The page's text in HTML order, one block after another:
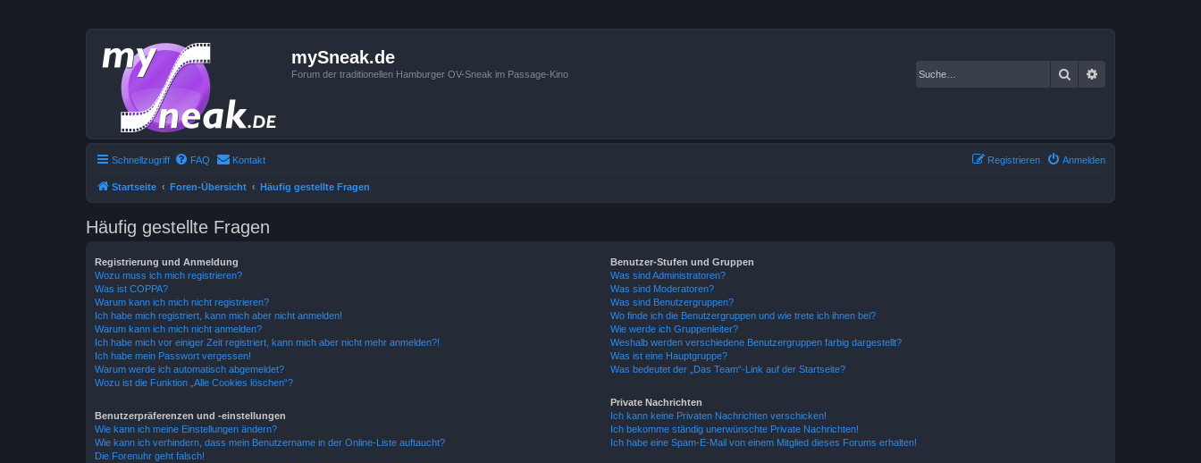
mySneak.de
Forum der traditionellen Hamburger OV-Sneak im Passage-Kino Suche
Schnellzugriff FAQ Kontakt Anmelden
Registrieren
Startseite Foren-Übersicht Häufig gestellte Fragen
Häufig gestellte Fragen
Registrierung und Anmeldung
Wozu muss ich mich registrieren?
Was ist COPPA?
Warum kann ich mich nicht registrieren?
Ich habe mich registriert, kann mich aber nicht anmelden!
Warum kann ich mich nicht anmelden?
Ich habe mich vor einiger Zeit registriert, kann mich aber nicht mehr anmelden?!
Ich habe mein Passwort vergessen!
Warum werde ich automatisch abgemeldet?
Wozu ist die Funktion „Alle Cookies löschen“?
Benutzerpräferenzen und -einstellungen
Wie kann ich meine Einstellungen ändern?
Wie kann ich verhindern, dass mein Benutzername in der Online-Liste auftaucht?
Die Forenuhr geht falsch!
Benutzer-Stufen und Gruppen
Was sind Administratoren?
Was sind Moderatoren?
Was sind Benutzergruppen?
Wo finde ich die Benutzergruppen und wie trete ich ihnen bei?
Wie werde ich Gruppenleiter?
Weshalb werden verschiedene Benutzergruppen farbig dargestellt?
Was ist eine Hauptgruppe?
Was bedeutet der „Das Team“-Link auf der Startseite?
Private Nachrichten
Ich kann keine Privaten Nachrichten verschicken!
Ich bekomme ständig unerwünschte Private Nachrichten!
Ich habe eine Spam-E-Mail von einem Mitglied dieses Forums erhalten!